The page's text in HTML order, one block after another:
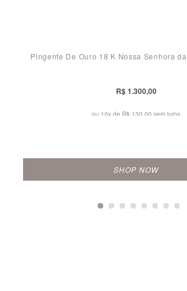
Pingente De Ouro 18 K Nossa Senhora
R$ 1.300,00
ou 10x de R$ 130,00 sem juros
SHOP NOW